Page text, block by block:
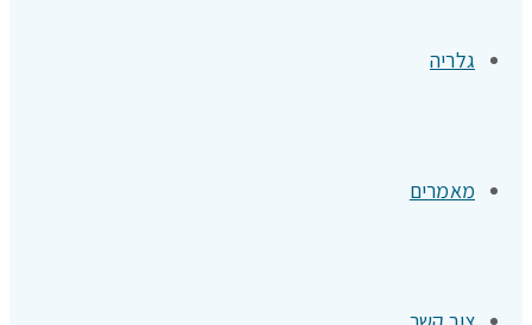
גלריה
מאמרים